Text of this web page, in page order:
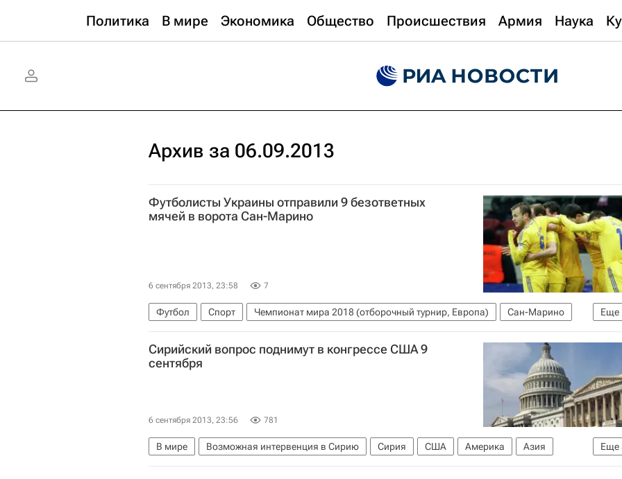
Политика В мире Экономика Общество Происшествия Армия Наука
Архив за 06.09.2013
Футболисты Украины отправили 9 безответных
мячей в ворота Сан-Марино
6 сентября 2013, 23:58 7
Еще
Футбол Спорт Чемпионат мира 2018 (отборочный турнир, Европа)
Сан-Марино
Украина
Сирийский вопрос поднимут в конгрессе США 9
сентября
6 сентября 2013, 23:56 781
Еще
В мире Возможная интервенция в Сирию Сирия США Америка
Азия
Весь мир
Северная Америка Конгресс США